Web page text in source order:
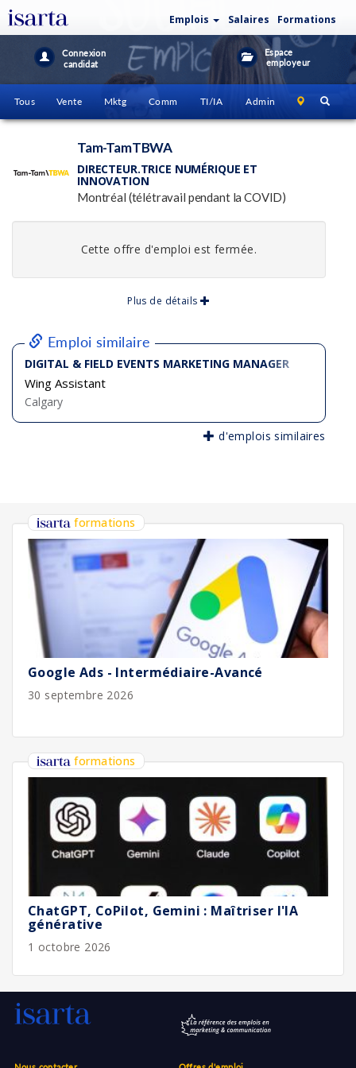
Emplois Salaires Formations
Connexion
candidat
Espace
employeur
Tous Vente Mktg Comm TI/IA Admin
Tam-TamTBWA
DIRECTEUR.TRICE NUMÉRIQUE ET
INNOVATION
Montréal (télétravail pendant la COVID)
Cette offre d'emploi est fermée.
Plus de détails
Emploi similaire
DIGITAL & FIELD EVENTS MARKETING MANAGER
Wing Assistant
Calgary
d'emplois similaires
formations
Google Ads - Intermédiaire-Avancé
30 septembre 2026
formations
ChatGPT, CoPilot, Gemini : Maîtriser l'IA
générative
1 octobre 2026